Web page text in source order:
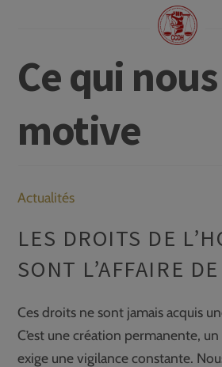
Ce qui nous
motive
Actualités
LES DROITS DE
SONT L’AFFAIRE
Ces droits ne sont jamais acquis
C’est une création permanente,
exige une vigilance constante.